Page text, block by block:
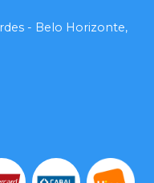
- Belo Horizonte,